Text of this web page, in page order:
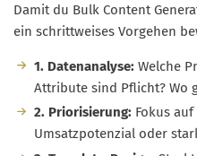
Damit du Bulk Content
ein schrittweises Vorgehen
1. Datenanalyse: Welche
Attribute sind Pflicht? Wo
2. Priorisierung: Fokus
Umsatzpotenzial oder